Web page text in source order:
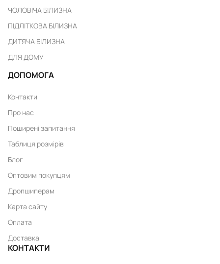
ЧОЛОВІЧА БІЛИЗНА
ПІДЛІТКОВА БІЛИЗНА
ДИТЯЧА БІЛИЗНА
ДЛЯ ДОМУ
ДОПОМОГА
Контакти
Про нас
Поширені запитання
Таблиця розмірів
Блог
Оптовим покупцям
Дропшиперам
Карта сайту
Оплата
Доставка
КОНТАКТИ